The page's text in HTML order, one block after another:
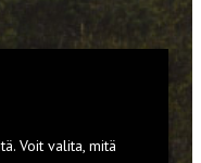
Voit valita, mitä